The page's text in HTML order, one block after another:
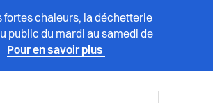
fortes chaleurs, la déchetterie
public du mardi au samedi de
Pour en savoir plus